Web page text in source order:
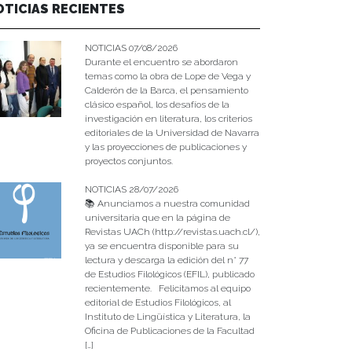
RECIENTES
NOTICIAS 07/08/2026
Durante el encuentro se abordaron
temas como la obra de Lope de Vega y
Calderón de la Barca, el pensamiento
clásico español, los desafíos de la
investigación en literatura, los criterios
editoriales de la Universidad de Navarra
y las proyecciones de publicaciones y
proyectos conjuntos.
NOTICIAS 28/07/2026
📚 Anunciamos a nuestra comunidad
universitaria que en la página de
Revistas UACh (http://revistas.uach.cl/),
ya se encuentra disponible para su
lectura y descarga la edición del n° 77
de Estudios Filológicos (EFIL), publicado
recientemente. Felicitamos al equipo
editorial de Estudios Filológicos, al
Instituto de Lingüística y Literatura, la
Oficina de Publicaciones de la Facultad
[…]